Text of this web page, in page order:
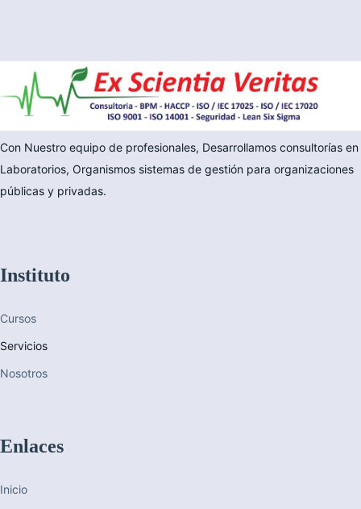
Con Nuestro equipo de profesionales, Desarrollamos consultorías en
Laboratorios, Organismos sistemas de gestión para organizaciones
públicas y privadas.
Instituto
Cursos
Servicios
Nosotros
Enlaces
Inicio